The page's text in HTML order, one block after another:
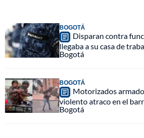
BOGOTÁ
Disparan contra
llegaba a su casa de
Bogotá
BOGOTÁ
Motorizados
violento atraco en el
Bogotá